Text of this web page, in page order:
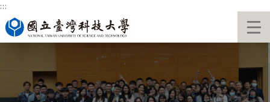
跳
到
主
要
:::
國立臺灣科技大學首頁